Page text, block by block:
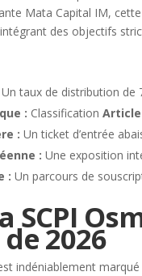
Mata Capital IM,
des objectifs
Un taux de distribution de
: ClassificationArticle
: Un ticket d’entrée
: Une exposition
: Un parcours de
SCPI
2026
indéniablement